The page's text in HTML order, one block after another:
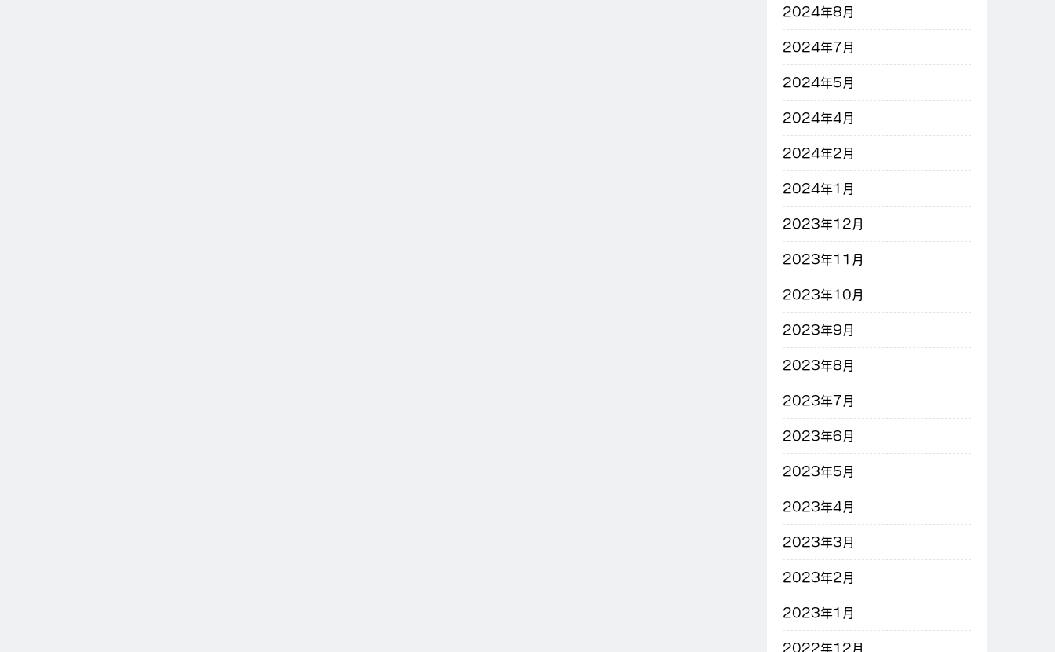
2024年8月
2024年7月
2024年5月
2024年4月
2024年2月
2024年1月
2023年12月
2023年11月
2023年10月
2023年9月
2023年8月
2023年7月
2023年6月
2023年5月
2023年4月
2023年3月
2023年2月
2023年1月
2022年12月